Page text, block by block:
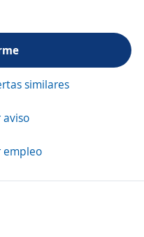
similares
aviso
empleo